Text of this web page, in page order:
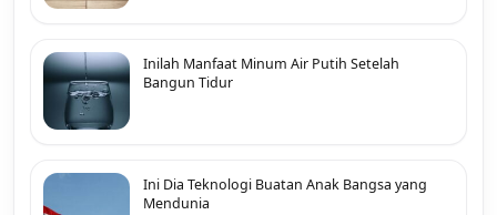
Inilah Manfaat Minum Air Putih Setelah
Bangun Tidur
Ini Dia Teknologi Buatan Anak Bangsa yang
Mendunia